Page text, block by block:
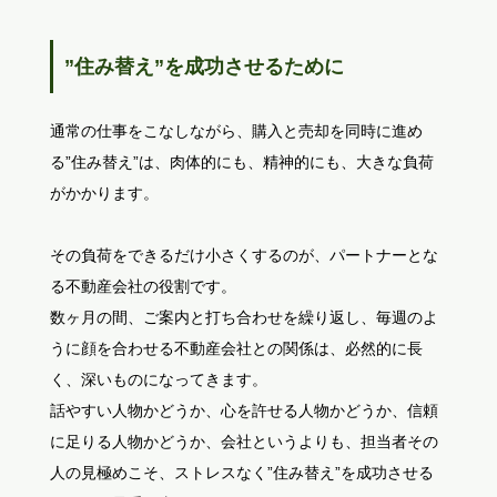
”住み替え”を成功させるために
通常の仕事をこなしながら、購入と売却を同時に進め
る”住み替え”は、肉体的にも、精神的にも、大きな負荷
がかかります。
その負荷をできるだけ小さくするのが、パートナーとな
る不動産会社の役割です。
数ヶ月の間、ご案内と打ち合わせを繰り返し、毎週のよ
うに顔を合わせる不動産会社との関係は、必然的に長
く、深いものになってきます。
話やすい人物かどうか、心を許せる人物かどうか、信頼
に足りる人物かどうか、会社というよりも、担当者その
人の見極めこそ、ストレスなく”住み替え”を成功させる